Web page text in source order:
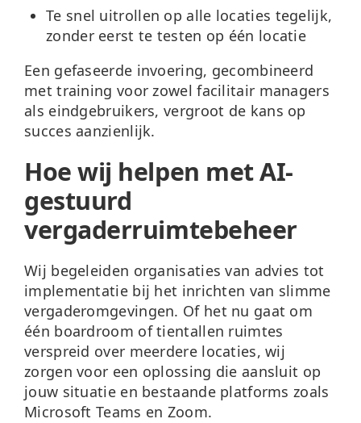
Te snel uitrollen op alle locaties tegelijk,
zonder eerst te testen op één locatie
Een gefaseerde invoering, gecombineerd
met training voor zowel facilitair managers
als eindgebruikers, vergroot de kans op
succes aanzienlijk.
Hoe wij helpen met AI-
gestuurd
vergaderruimtebeheer
Wij begeleiden organisaties van advies tot
implementatie bij het inrichten van slimme
vergaderomgevingen. Of het nu gaat om
één boardroom of tientallen ruimtes
verspreid over meerdere locaties, wij
zorgen voor een oplossing die aansluit op
jouw situatie en bestaande platforms zoals
Microsoft Teams en Zoom.